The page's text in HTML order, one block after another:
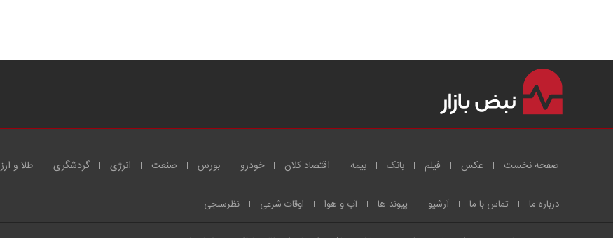
صفحه نخست عکس فیلم بانک بیمه اقتصاد کلان خودرو بورس صنعت انرژی گردشگری طلا و ارز
درباره ما تماس با ما آرشیو پیوند ها آب و هوا اوقات شرعی نظرسنجی